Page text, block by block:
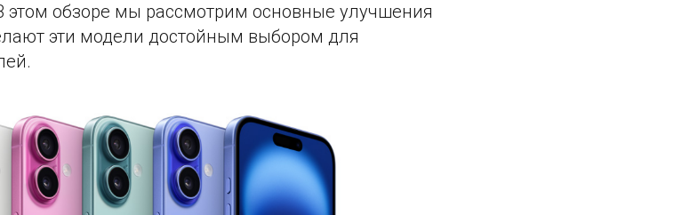
этом обзоре мы рассмотрим основные улучшения
эти модели достойным выбором для